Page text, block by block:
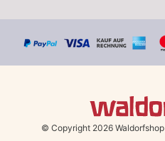
© Copyright 2026 Waldorfshop